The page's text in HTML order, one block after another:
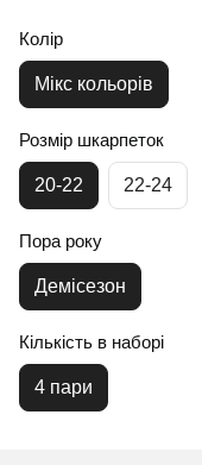
Колір
Мікс кольорів
Розмір шкарпеток
20-22 22-24
Пора року
Демісезон
Кількість в наборі
4 пари